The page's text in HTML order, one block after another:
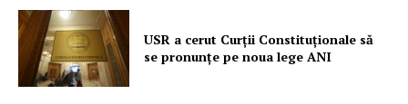
PRESShub
Despre noi / Echipa
Proiecte editoriale
USR a cerut Curții Constituționale să
se pronunțe pe noua lege ANI